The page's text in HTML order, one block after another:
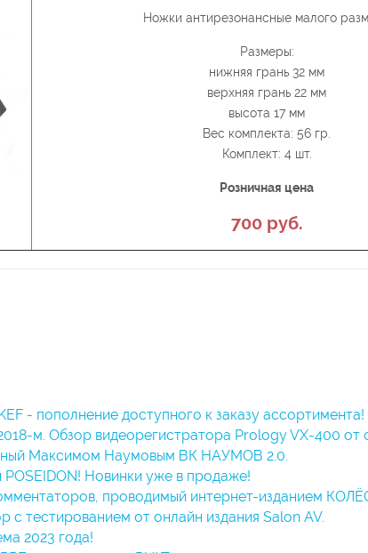
Ножки антирезонансные малого
Размеры:
нижняя грань 32 мм
верхняя грань 22 мм
высота 17 мм
Вес комплекта: 56 гр.
Комплект: 4 шт.
Розничная цена
700 руб.
- пополнение доступного к заказу ассортимента!
м. Обзор видеорегистратора Prology VX-400 от
Максимом Наумовым ВК НАУМОВ 2.0.
Новинки уже в продаже!
проводимый интернет-изданием
с тестированием от онлайн издания Salon AV.
2023 года!